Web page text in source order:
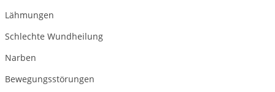
Lähmungen
Schlechte Wundheilung
Narben
Bewegungsstörungen